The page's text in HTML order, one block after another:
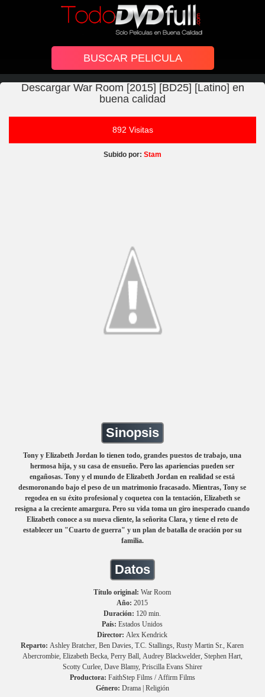
Descargar War Room [2015] [BD25] [Latino] en
buena calidad
892 Visitas
Subido por: Stam
Sinopsis
Tony y Elizabeth Jordan lo tienen todo, grandes puestos de trabajo, una
hermosa hija, y su casa de ensueño. Pero las apariencias pueden ser
engañosas. Tony y el mundo de Elizabeth Jordan en realidad se está
desmoronando bajo el peso de un matrimonio fracasado. Mientras, Tony se
regodea en su éxito profesional y coquetea con la tentación, Elizabeth se
resigna a la creciente amargura. Pero su vida toma un giro inesperado cuando
Elizabeth conoce a su nueva cliente, la señorita Clara, y tiene el reto de
establecer un "Cuarto de guerra" y un plan de batalla de oración por su
familia.
Datos
Título original: War Room
Año: 2015
Duración: 120 min.
País: Estados Unidos
Director: Alex Kendrick
Reparto: Ashley Bratcher, Ben Davies, T.C. Stallings, Rusty Martin Sr., Karen
Abercrombie, Elizabeth Becka, Perry Ball, Audrey Blackwelder, Stephen Hart,
Scotty Curlee, Dave Blamy, Priscilla Evans Shirer
Productora: FaithStep Films / Affirm Films
Género: Drama | Religión